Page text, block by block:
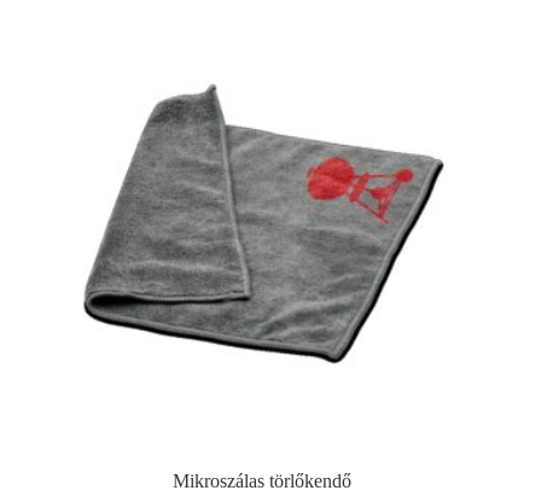
Mikroszálas törlőkendő